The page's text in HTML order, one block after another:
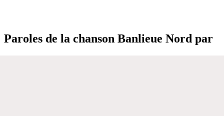
Paroles de la chanson Banlieue Nord par